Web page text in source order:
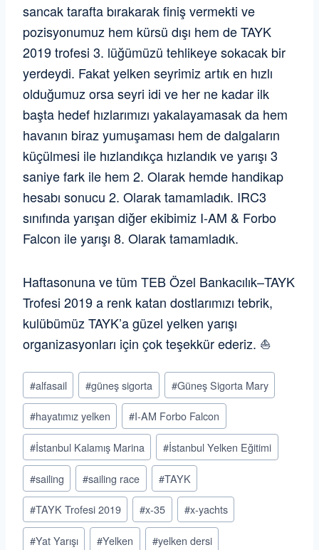
sancak tarafta bırakarak finiş vermekti ve
pozisyonumuz hem kürsü dışı hem de TAYK
2019 trofesi 3. lüğümüzü tehlikeye sokacak bir
yerdeydi. Fakat yelken seyrimiz artık en hızlı
olduğumuz orsa seyri idi ve her ne kadar ilk
başta hedef hızlarımızı yakalayamasak da hem
havanın biraz yumuşaması hem de dalgaların
küçülmesi ile hızlandıkça hızlandık ve yarışı 3
saniye fark ile hem 2. Olarak hemde handikap
hesabı sonucu 2. Olarak tamamladık. IRC3
sınıfında yarışan diğer ekibimiz I-AM & Forbo
Falcon ile yarışı 8. Olarak tamamladık.
Haftasonuna ve tüm TEB Özel Bankacılık–TAYK
Trofesi 2019 a renk katan dostlarımızı tebrik,
kulübümüz TAYK’a güzel yelken yarışı
organizasyonları için çok teşekkür ederiz. ⛵️
Post
Tags:
#alfasail #güneş sigorta #Güneş Sigorta Mary
#hayatımız yelken #I-AM Forbo Falcon
#İstanbul Kalamış Marina #İstanbul Yelken Eğitimi
#sailing #sailing race #TAYK
#TAYK Trofesi 2019 #x-35 #x-yachts
#Yat Yarışı #Yelken #yelken dersi